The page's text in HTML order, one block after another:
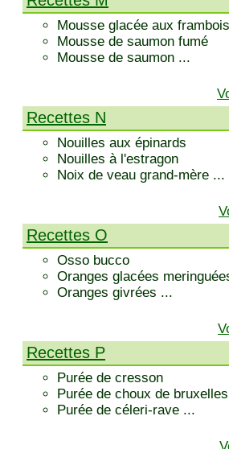
Mousse glacée aux
Mousse de saumon fumé
Mousse de saumon ...
Recettes N
Nouilles aux épinards
Nouilles à l'estragon
Noix de veau grand-mère ...
Recettes O
Osso bucco
Oranges glacées
Oranges givrées ...
Recettes P
Purée de cresson
Purée de choux de bruxelles
Purée de céleri-rave ...